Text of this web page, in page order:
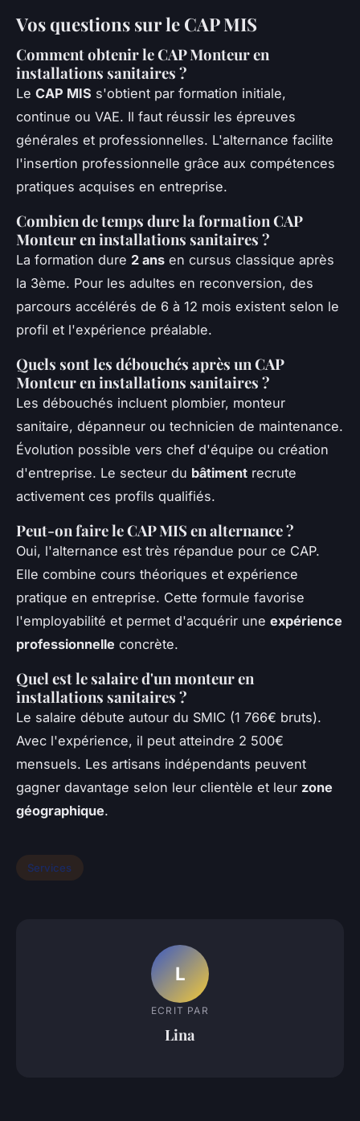
Vos questions sur le CAP MIS
Comment obtenir le CAP Monteur en
installations sanitaires ?
Le CAP MIS s'obtient par formation initiale,
continue ou VAE. Il faut réussir les épreuves
générales et professionnelles. L'alternance facilite
l'insertion professionnelle grâce aux compétences
pratiques acquises en entreprise.
Combien de temps dure la formation CAP
Monteur en installations sanitaires ?
La formation dure 2 ans en cursus classique après
la 3ème. Pour les adultes en reconversion, des
parcours accélérés de 6 à 12 mois existent selon le
profil et l'expérience préalable.
Quels sont les débouchés après un CAP
Monteur en installations sanitaires ?
Les débouchés incluent plombier, monteur
sanitaire, dépanneur ou technicien de maintenance.
Évolution possible vers chef d'équipe ou création
d'entreprise. Le secteur du bâtiment recrute
activement ces profils qualifiés.
Peut-on faire le CAP MIS en alternance ?
Oui, l'alternance est très répandue pour ce CAP.
Elle combine cours théoriques et expérience
pratique en entreprise. Cette formule favorise
l'employabilité et permet d'acquérir une expérience
professionnelle concrète.
Quel est le salaire d'un monteur en
installations sanitaires ?
Le salaire débute autour du SMIC (1 766€ bruts).
Avec l'expérience, il peut atteindre 2 500€
mensuels. Les artisans indépendants peuvent
gagner davantage selon leur clientèle et leur zone
géographique.
Services
L
ECRIT PAR
Lina